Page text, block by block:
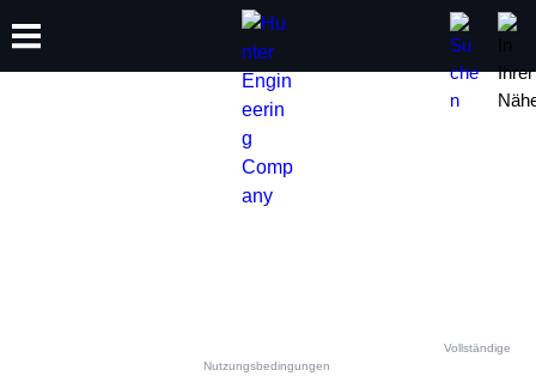
KONTAKTIEREN SIE IHR
Vollständige
Nutzungsbedingungen